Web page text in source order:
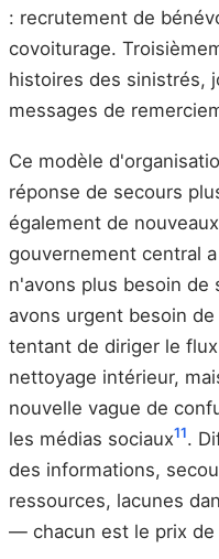
: recrutement de
covoiturage.
histoires des sinistrés,
messages de
Ce modèle
réponse de secours
également de
gouvernement central
n'avons plus besoin de
avons urgent besoin
tentant de diriger le
nettoyage intérieur,
nouvelle vague de
les médias sociaux11.
des informations,
ressources, lacunes
— chacun est le prix de